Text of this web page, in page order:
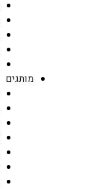
מותגים